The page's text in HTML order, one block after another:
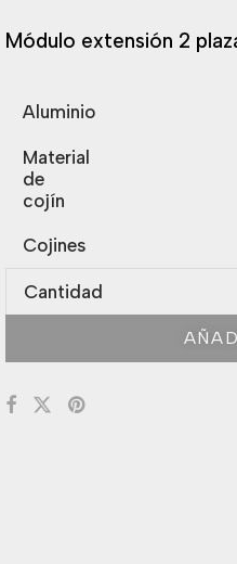
Módulo extensión 2
Aluminio
Material
de
cojín
Cojines
Cantidad